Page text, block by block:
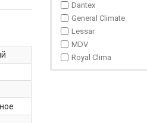
Dantex
General Climate
Lessar
MDV
Royal Clima